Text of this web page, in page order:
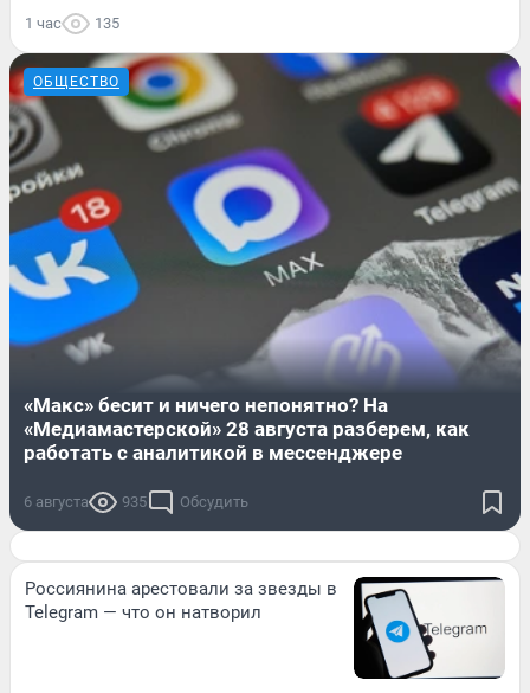
1 час 135
ОБЩЕСТВО
«Макс» бесит и ничего непонятно? На
«Медиамастерской» 28 августа разберем, как
работать с аналитикой в мессенджере
6 августа 935 Обсудить
Россиянина арестовали за звезды в
Telegram — что он натворил